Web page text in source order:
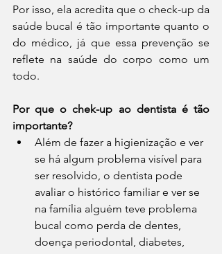
Por isso, ela acredita que o check-up da
saúde bucal é tão importante quanto o
do médico, já que essa prevenção se
reflete na saúde do corpo como um
todo.
Por que o chek-up ao dentista é tão
importante?
Além de fazer a higienização e ver
se há algum problema visível para
ser resolvido, o dentista pode
avaliar o histórico familiar e ver se
na família alguém teve problema
bucal como perda de dentes,
doença periodontal, diabetes,